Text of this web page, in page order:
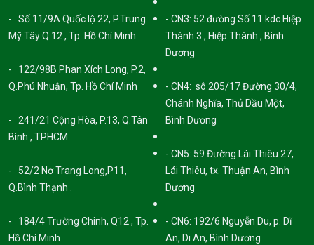
- Số 11/9A Quốc lộ 22, P.Trung
Mỹ Tây Q.12 , Tp. Hồ Chí Minh
- 122/98B Phan Xích Long, P.2,
Q.Phú Nhuận, Tp. Hồ Chí Minh
- 241/21 Cộng Hòa, P.13, Q.Tân
Bình , TPHCM
- 52/2 Nơ Trang Long,P11,
Q.Bình Thạnh .
- 184/4 Trường Chinh, Q12 , Tp.
Hồ Chí Minh
- CN3: 52 đường Số 11 kdc Hiệp
Thành 3 , Hiệp Thành , Bình
Dương
- CN4: sô 205/17 Đường 30/4,
Chánh Nghĩa, Thủ Dầu Một,
Bình Dương
- CN5: 59 Đường Lái Thiêu 27,
Lái Thiêu, tx. Thuận An, Bình
Dương
- CN6: 192/6 Nguyễn Du, p. Dĩ
An, Di An, Bình Dương